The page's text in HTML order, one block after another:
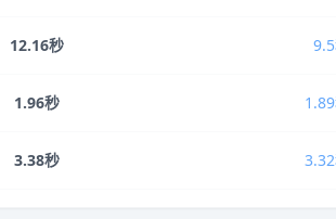
12.16秒
1.96秒
3.38秒